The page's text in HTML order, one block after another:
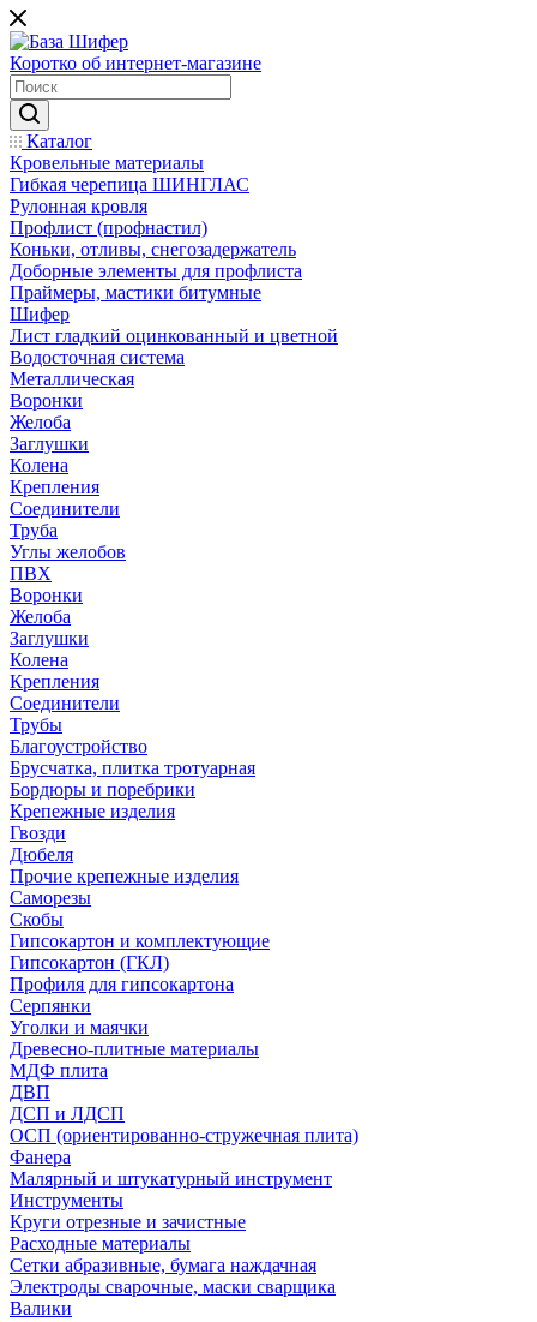
Коротко об интернет-магазине
Каталог
Кровельные материалы
Гибкая черепица ШИНГЛАС
Рулонная кровля
Профлист (профнастил)
Коньки, отливы, снегозадержатель
Доборные элементы для профлиста
Праймеры, мастики битумные
Шифер
Лист гладкий оцинкованный и цветной
Водосточная система
Металлическая
Воронки
Желоба
Заглушки
Колена
Крепления
Соединители
Труба
Углы желобов
ПВХ
Воронки
Желоба
Заглушки
Колена
Крепления
Соединители
Трубы
Благоустройство
Брусчатка, плитка тротуарная
Бордюры и поребрики
Крепежные изделия
Гвозди
Дюбеля
Прочие крепежные изделия
Саморезы
Скобы
Гипсокартон и комплектующие
Гипсокартон (ГКЛ)
Профиля для гипсокартона
Серпянки
Уголки и маячки
Древесно-плитные материалы
МДФ плита
ДВП
ДСП и ЛДСП
ОСП (ориентированно-стружечная плита)
Фанера
Малярный и штукатурный инструмент
Инструменты
Круги отрезные и зачистные
Расходные материалы
Сетки абразивные, бумага наждачная
Электроды сварочные, маски сварщика
Валики